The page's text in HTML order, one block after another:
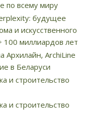
по всему миру
будущее
и искусственного
100 миллиардов лет
ArchiLine
в Беларуси
и строительство
и строительство